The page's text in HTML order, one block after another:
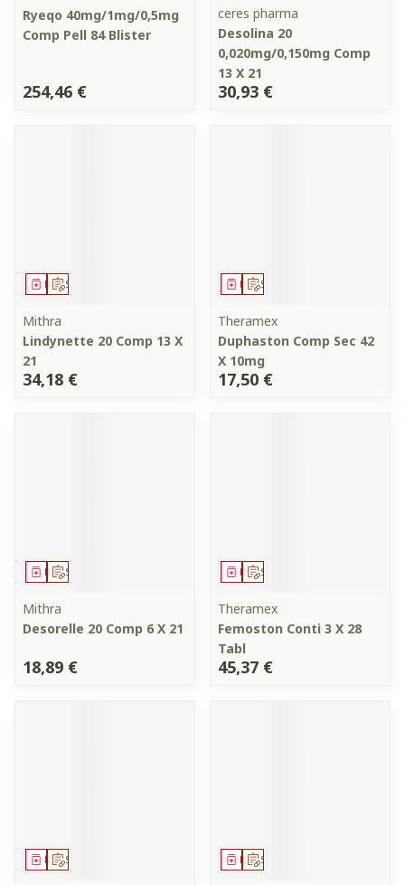
Ryeqo 40mg/1mg/0,5mg
Comp Pell 84 Blister
254,46 €
ceres pharma
Desolina 20
0,020mg/0,150mg Comp
13 X 21
30,93 €
Sur prescription
Médicament
Mithra
Lindynette 20 Comp 13 X
21
34,18 €
Sur prescription
Médicament
Theramex
Duphaston Comp Sec 42
X 10mg
17,50 €
Sur prescription
Médicament
Mithra
Desorelle 20 Comp 6 X 21
18,89 €
Sur prescription
Médicament
Theramex
Femoston Conti 3 X 28
Tabl
45,37 €
Sur prescription
Médicament Sur prescription
Médicament